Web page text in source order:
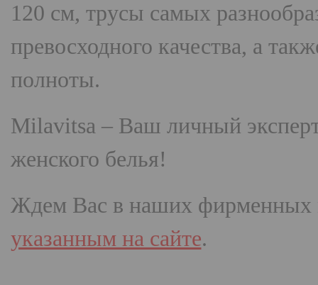
120 см, трусы самых
превосходного качества, а
полноты.
Milavitsa – Ваш личный
женского белья!
Ждем Вас в наших фирменных
указанным на сайте.